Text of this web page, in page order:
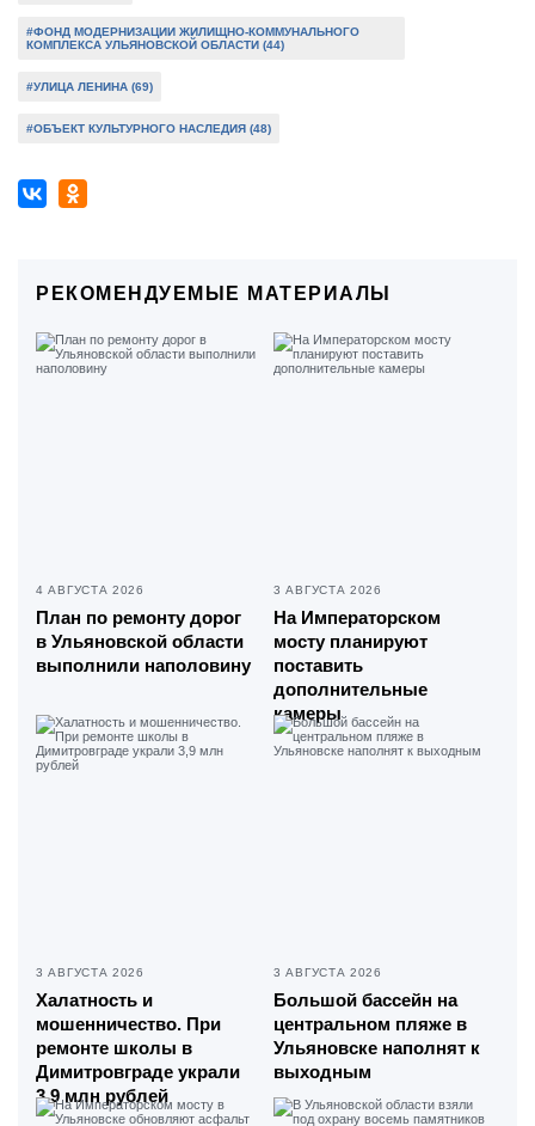
#ФОНД МОДЕРНИЗАЦИИ ЖИЛИЩНО-КОММУНАЛЬНОГО
КОМПЛЕКСА УЛЬЯНОВСКОЙ ОБЛАСТИ (44)
#УЛИЦА ЛЕНИНА (69)
#ОБЪЕКТ КУЛЬТУРНОГО НАСЛЕДИЯ (48)
РЕКОМЕНДУЕМЫЕ МАТЕРИАЛЫ
4 АВГУСТА 2026
План по ремонту дорог
в Ульяновской области
выполнили наполовину
3 АВГУСТА 2026
На Императорском
мосту планируют
поставить
дополнительные
камеры
3 АВГУСТА 2026
Халатность и
мошенничество. При
ремонте школы в
Димитровграде украли
3,9 млн рублей
3 АВГУСТА 2026
Большой бассейн на
центральном пляже в
Ульяновске наполнят к
выходным